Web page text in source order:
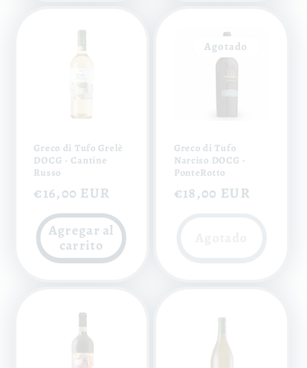
Greco di Tufo Grelè
DOCG - Cantine
Russo
Precio
habitual
€16,00 EUR
Agregar al
carrito
Agotado
Greco di Tufo
Narciso DOCG -
PonteRotto
Precio
€18,00 EUR